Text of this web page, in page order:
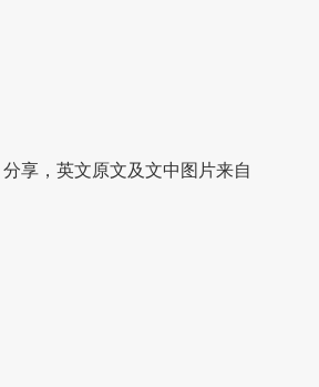
分享，英文原文及文中图片来自